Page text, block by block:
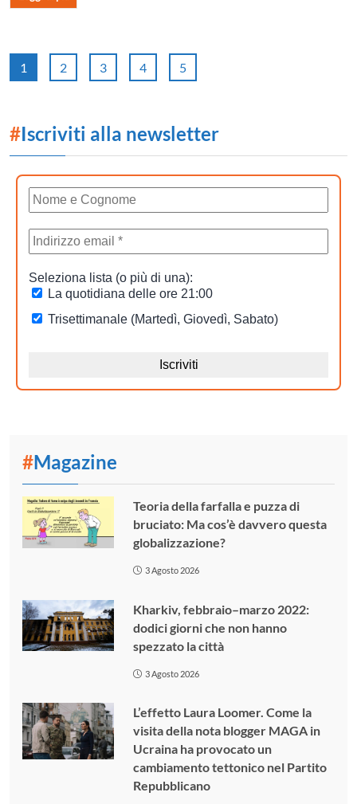
1 2 3 4 5
#Iscriviti alla newsletter
#Magazine
Teoria della farfalla e puzza di
bruciato: Ma cos’è davvero questa
globalizzazione?
3 Agosto 2026
Kharkiv, febbraio–marzo 2022:
dodici giorni che non hanno
spezzato la città
3 Agosto 2026
L’effetto Laura Loomer. Come la
visita della nota blogger MAGA in
Ucraina ha provocato un
cambiamento tettonico nel Partito
Repubblicano